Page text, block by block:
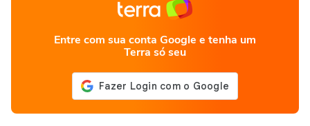
Entre com sua conta Google e tenha um
Terra só seu